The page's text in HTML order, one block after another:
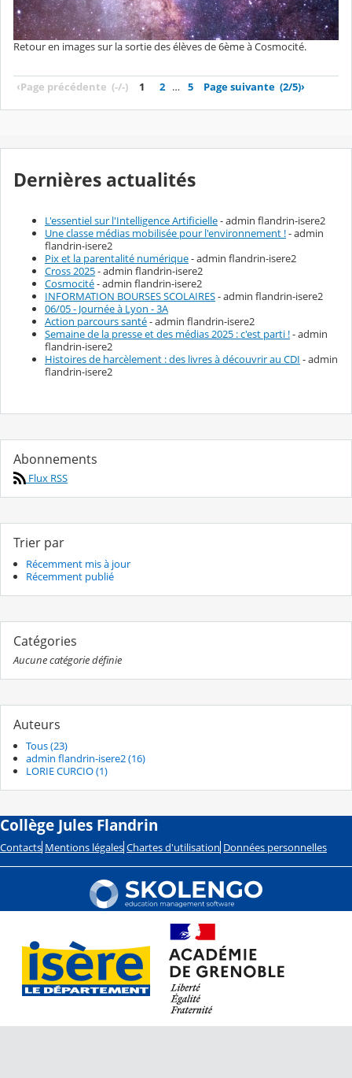
Retour en images sur la sortie des élèves de 6ème à Cosmocité.
‹Page précédente (-/-) 1 2 … 5 Page suivante (2/5)›
Dernières actualités
L'essentiel sur l'Intelligence Artificielle- admin flandrin-isere2
Une classe médias mobilisée pour l'environnement !- admin
flandrin-isere2
Pix et la parentalité numérique- admin flandrin-isere2
Cross 2025- admin flandrin-isere2
Cosmocité- admin flandrin-isere2
INFORMATION BOURSES SCOLAIRES- admin flandrin-isere2
06/05 - Journée à Lyon - 3A
Action parcours santé- admin flandrin-isere2
Semaine de la presse et des médias 2025 : c'est parti !- admin
flandrin-isere2
Histoires de harcèlement : des livres à découvrir au CDI - admin
flandrin-isere2
Abonnements
Flux RSS
Trier par
Récemment mis à jour
Récemment publié
Catégories
Aucune catégorie définie
Auteurs
Tous (23)
admin flandrin-isere2 (16)
LORIE CURCIO (1)
Collège Jules Flandrin
Contacts Mentions légales Chartes d'utilisation Données personnelles